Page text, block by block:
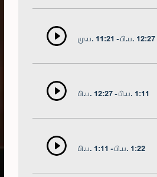
மு.ப. 11:21 - பி.ப. 12:27
பி.ப. 12:27 - பி.ப. 1:11
பி.ப. 1:11 - பி.ப. 1:22